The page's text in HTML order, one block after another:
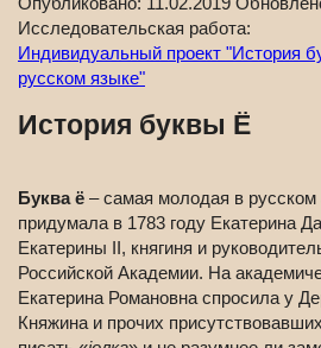
Исследовательская работа:
Индивидуальный проект "История
русском языке"
История буквы Ё
Буква ё – самая молодая в
придумала в 1783 году Екатерина
Екатерины II, княгиня и
Российской Академии. На
Екатерина Романовна спросила у
Княжина и прочих